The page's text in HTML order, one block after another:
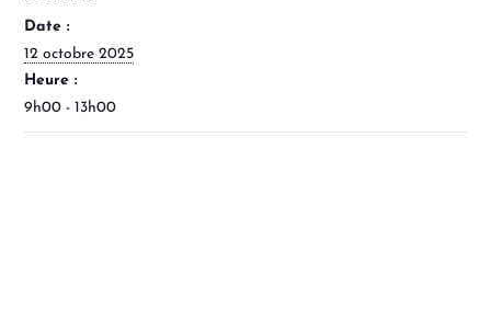
Date :
12 octobre 2025
Heure :
9h00 - 13h00